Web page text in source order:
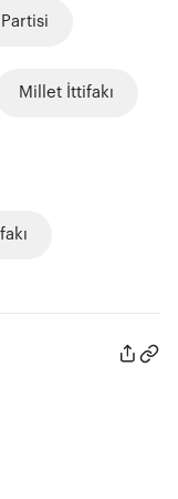
Millet İttifakı